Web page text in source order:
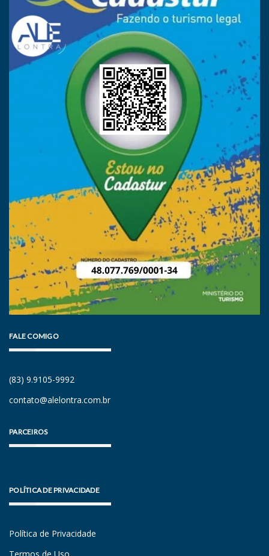
FALE COMIGO
(83) 9.9105-9992
contato@alelontra.com.br
PARCEIROS
POLÍTICA DE PRIVACIDADE
Política de Privacidade
Termos de Uso